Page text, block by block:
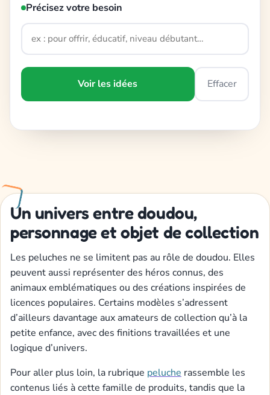
Précisez votre besoin
Voir les idées Effacer
Un univers entre doudou,
personnage et objet de collection
Les peluches ne se limitent pas au rôle de doudou. Elles
peuvent aussi représenter des héros connus, des
animaux emblématiques ou des créations inspirées de
licences populaires. Certains modèles s’adressent
d’ailleurs davantage aux amateurs de collection qu’à la
petite enfance, avec des finitions travaillées et une
logique d’univers.
Pour aller plus loin, la rubrique peluche rassemble les
contenus liés à cette famille de produits, tandis que la